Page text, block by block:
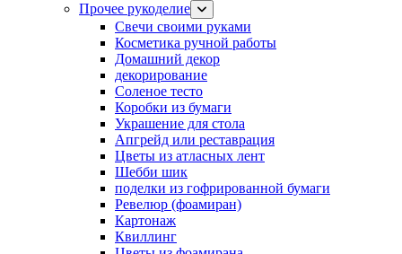
Прочее рукоделие
Свечи своими руками
Косметика ручной работы
Домашний декор
декорирование
Соленое тесто
Коробки из бумаги
Украшение для стола
Апгрейд или реставрация
Цветы из атласных лент
Шебби шик
поделки из гофрированной бумаги
Ревелюр (фоамиран)
Картонаж
Квиллинг